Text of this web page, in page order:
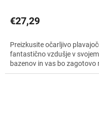
€27,29
Preizkusite očarljivo
fantastično vzdušje v
bazenov in vas bo zagotovo